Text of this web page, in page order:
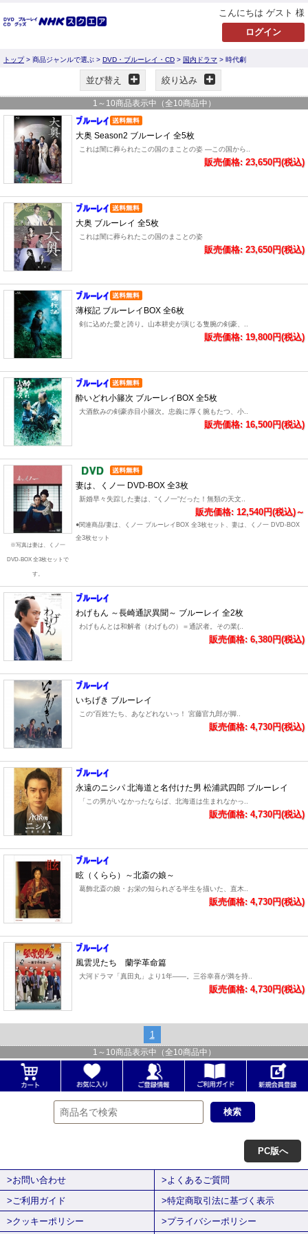
こんにちは ゲスト 様
トップ> 商品ジャンルで選ぶ > DVD・ブルーレイ・CD > 国内ドラマ > 時代劇
並び替え 絞り込み
1 ～ 10商品表示中（全10商品中）
大奥 Season2 ブルーレイ 全5枚
これは闇に葬られたこの国のまことの姿 ―この国から..
販売価格: 23,650円(税込)
大奥 ブルーレイ 全5枚
これは闇に葬られたこの国のまことの姿
販売価格: 23,650円(税込)
薄桜記 ブルーレイBOX 全6枚
剣に込めた愛と誇り。山本耕史が演じる隻腕の剣豪、..
販売価格: 19,800円(税込)
酔いどれ小籐次 ブルーレイBOX 全5枚
大酒飲みの剣豪赤目小籐次。忠義に厚く腕もたつ、小..
販売価格: 16,500円(税込)
※写真は妻は、くノ一
DVD-BOX 全3枚セットで
す。
妻は、くノ一 DVD-BOX 全3枚
新婚早々失踪した妻は、“くノ一”だった！無類の天文..
販売価格: 12,540円(税込)～
●関連商品/妻は、くノ一 ブルーレイBOX 全3枚セット、妻は、くノ一 DVD-BOX
全3枚セット
わげもん ～長崎通訳異聞～ ブルーレイ 全2枚
わげもんとは和解者（わげもの）＝通訳者。その業(..
販売価格: 6,380円(税込)
いちげき ブルーレイ
この“百姓“たち、あなどれないっ！ 宮藤官九郎が脚..
販売価格: 4,730円(税込)
永遠のニシパ 北海道と名付けた男 松浦武四郎 ブルーレイ
「この男がいなかったならば、北海道は生まれなかっ..
販売価格: 4,730円(税込)
眩（くらら）～北斎の娘～
葛飾北斎の娘・お栄の知られざる半生を描いた、直木..
販売価格: 4,730円(税込)
風雲児たち 蘭学革命篇
大河ドラマ「真田丸」より1年――。三谷幸喜が満を持..
販売価格: 4,730円(税込)
1
1 ～ 10商品表示中（全10商品中）
PC版へ
>お問い合わせ
>よくあるご質問
>ご利用ガイド
>特定商取引法に基づく表示
>クッキーポリシー
>プライバシーポリシー